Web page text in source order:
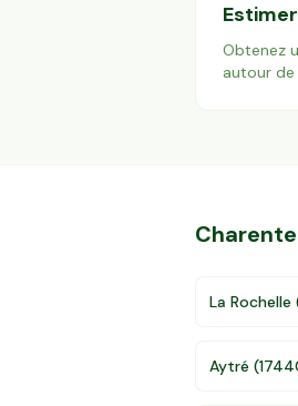
Obtenez
autour de
La Rochelle
Aytré (